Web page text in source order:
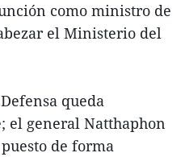
como ministro de
el Ministerio del
queda
el general Natthaphon
de forma